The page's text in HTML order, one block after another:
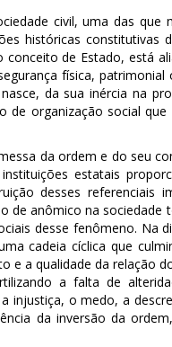
civil, uma das que
históricas
de Estado, está
física,
da sua inércia na
organização social
da ordem e do seu
estatais
desses referenciais
de anômico na
desse fenômeno. Na
cadeia cíclica que
a qualidade da relação
a falta de
injustiça, o medo, a
da inversão da